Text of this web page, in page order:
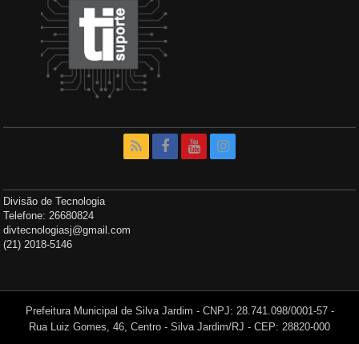
Divisão de Tecnologia
Telefone: 26680824
divtecnologiasj@gmail.com
(21) 2018-5146
Prefeitura Municipal de Silva Jardim - CNPJ: 28.741.098/0001-57 -
Rua Luiz Gomes, 46, Centro - Silva Jardim/RJ - CEP: 28820-000